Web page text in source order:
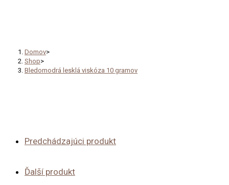
Domov>
Shop>
Bledomodrá lesklá viskóza 10 gramov
Predchádzajúci produkt
Ďalší produkt